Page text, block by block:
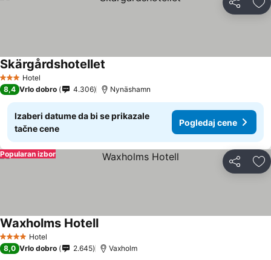
Deli
3 Zvezdice
Hotel
Skärgårdshotellet
8,4 Vrlo dobro 4.306 Nynäshamn
Izaberi datume da bi se prikazale
tačne cene
Pogledaj cene
Deli
Popularan izbor
4 ZvezdiceHotel
Waxholms Hotell
8,0 Vrlo dobro 2.645 Vaxholm